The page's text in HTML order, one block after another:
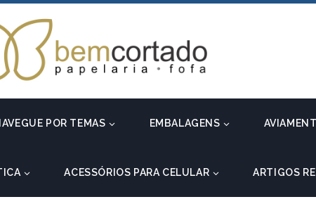
POR TEMAS EMBALAGENS
ACESSÓRIOS PARA CELULAR ARTIGOS